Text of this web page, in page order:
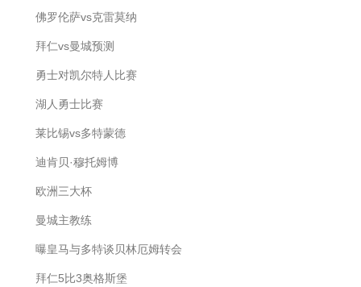
佛罗伦萨vs克雷莫纳
拜仁vs曼城预测
勇士对凯尔特人比赛
湖人勇士比赛
莱比锡vs多特蒙德
迪肯贝·穆托姆博
欧洲三大杯
曼城主教练
曝皇马与多特谈贝林厄姆转会
拜仁5比3奥格斯堡